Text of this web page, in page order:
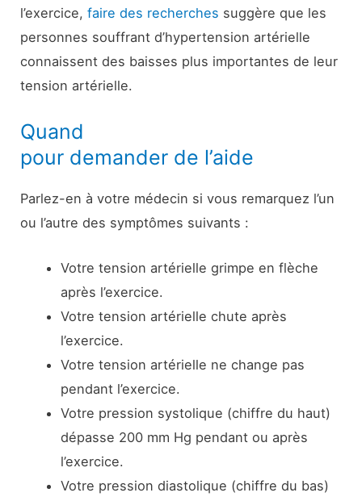
l’exercice,faire des recherches suggère que les
personnes souffrant d’hypertension artérielle
connaissent des baisses plus importantes de leur
tension artérielle.
Quand
pour demander de l’aide
Parlez-en à votre médecin si vous remarquez l’un
ou l’autre des symptômes suivants :
Votre tension artérielle grimpe en flèche
après l’exercice.
Votre tension artérielle chute après
l’exercice.
Votre tension artérielle ne change pas
pendant l’exercice.
Votre pression systolique (chiffre du haut)
dépasse 200 mm Hg pendant ou après
l’exercice.
Votre pression diastolique (chiffre du bas)